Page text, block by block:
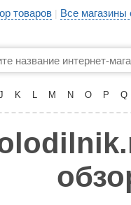
товаров | Все
K L M N O P Q